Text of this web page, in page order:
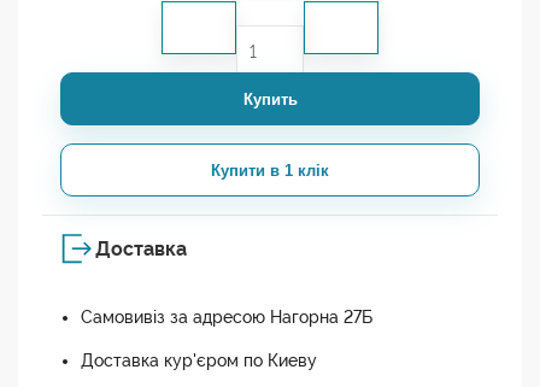
Купить
Купити в 1 клік
Доставка
Самовивіз за адресою Нагорна 27Б
Доставка кур'єром по Киеву